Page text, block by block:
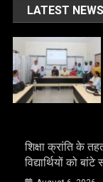
LATEST NEWS
शिक्षा क्रांति के
विद्यार्थियों को